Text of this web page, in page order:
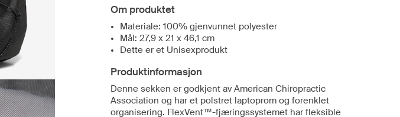
Om produktet
Materiale: 100% gjenvunnet polyester
Mål: 27,9 x 21 x 46,1 cm
Dette er et Unisexprodukt
Produktinformasjon
Denne sekken er godkjent av American Chiropractic
Association og har et polstret laptoprom og forenklet
organisering. FlexVent™-fjæringssystemet har fleksible